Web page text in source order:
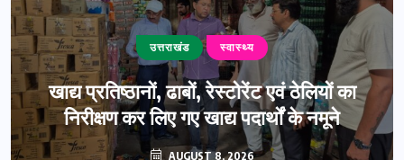
उत्तराखंड स्वास्थ्य
खाद्य प्रतिष्ठानों, ढाबों, रेस्टोरेंट एवं ठेलियों का
निरीक्षण कर लिए गए खाद्य पदार्थों के नमूने
AUGUST 8, 2026